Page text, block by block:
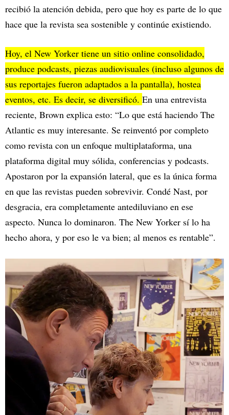
recibió la atención debida, pero que hoy es parte de lo que
hace que la revista sea sostenible y continúe existiendo.
Hoy, el New Yorker tiene un sitio online consolidado,
produce podcasts, piezas audiovisuales (incluso algunos de
sus reportajes fueron adaptados a la pantalla), hostea
eventos, etc. Es decir, se diversificó. En una entrevista
reciente, Brown explica esto: “Lo que está haciendo The
Atlantic es muy interesante. Se reinventó por completo
como revista con un enfoque multiplataforma, una
plataforma digital muy sólida, conferencias y podcasts.
Apostaron por la expansión lateral, que es la única forma
en que las revistas pueden sobrevivir. Condé Nast, por
desgracia, era completamente antediluviano en ese
aspecto. Nunca lo dominaron. The New Yorker sí lo ha
hecho ahora, y por eso le va bien; al menos es rentable”.